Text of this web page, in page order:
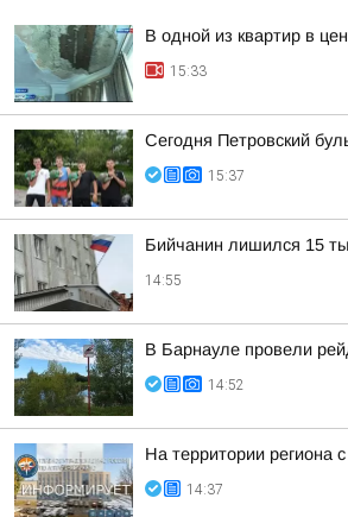
В одной из квартир в
15:33
Сегодня Петровский
15:37
Бийчанин лишился 15
14:55
В Барнауле провели
14:52
На территории региона
14:37